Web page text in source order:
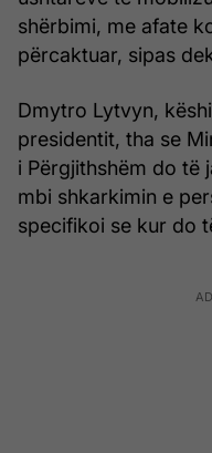
shërbimi, me afate
përcaktuar, sipas
Dmytro Lytvyn,
presidentit, tha se
i Përgjithshëm do të
mbi shkarkimin e
specifikoi se kur do